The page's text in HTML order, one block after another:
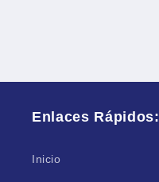
Enlaces Rápidos:
Inicio